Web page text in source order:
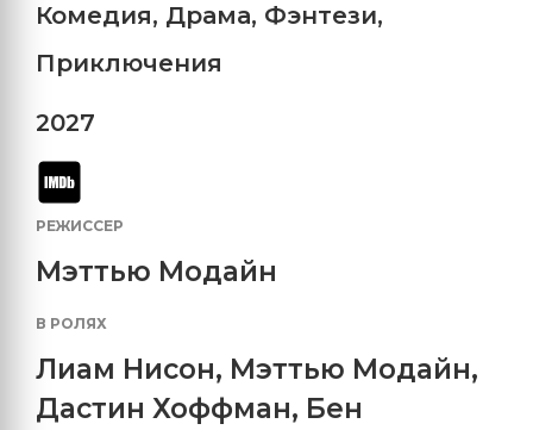
Комедия, Драма, Фэнтези,
Приключения
2027
РЕЖИССЕР
Мэттью Модайн
В РОЛЯХ
Лиам Нисон, Мэттью Модайн,
Дастин Хоффман, Бен